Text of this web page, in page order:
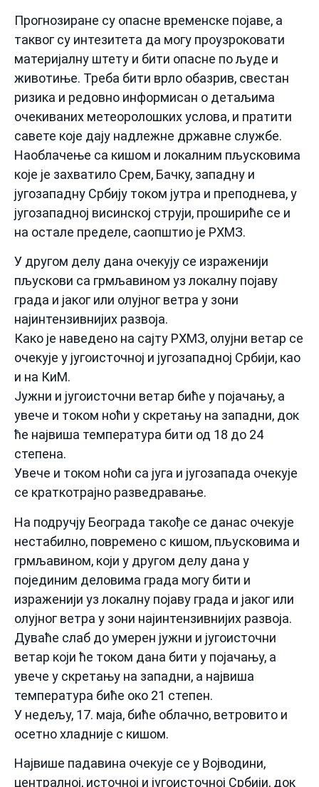
Прогнозиране су опасне временске појаве, а
таквог су интезитета да могу проузроковати
материјалну штету и бити опасне по људе и
животиње. Треба бити врло обазрив, свестан
ризика и редовно информисан о детаљима
очекиваних метеоролошких услова, и пратити
савете које дају надлежне државне службе.
Наоблачење са кишом и локалним пљусковима
које је захватило Срем, Бачку, западну и
југозападну Србију током јутра и преподнева, у
југозападној висинској струји, прошириће се и
на остале пределе, саопштио је РХМЗ.
У другом делу дана очекују се израженији
пљускови са грмљавином уз локалну појаву
града и јаког или олујног ветра у зони
најинтензивнијих развоја.
Како је наведено на сајту РХМЗ, олујни ветар се
очекује у југоисточној и југозападној Србији, као
и на КиМ.
Јужни и југоисточни ветар биће у појачању, а
увече и током ноћи у скретању на западни, док
ће највиша температура бити од 18 до 24
степена.
Увече и током ноћи са југа и југозапада очекује
се краткотрајно разведравање.
На подручју Београда такође се данас очекује
нестабилно, повремено с кишом, пљусковима и
грмљавином, који у другом делу дана у
појединим деловима града могу бити и
израженији уз локалну појаву града и јаког или
олујног ветра у зони најинтензивнијих развоја.
Дуваће слаб до умерен јужни и југоисточни
ветар који ће током дана бити у појачању, а
увече у скретању на западни, а највиша
температура биће око 21 степен.
У недељу, 17. маја, биће облачно, ветровито и
осетно хладније с кишом.
Највише падавина очекује се у Војводини,
централној, источној и југоисточној Србији, док